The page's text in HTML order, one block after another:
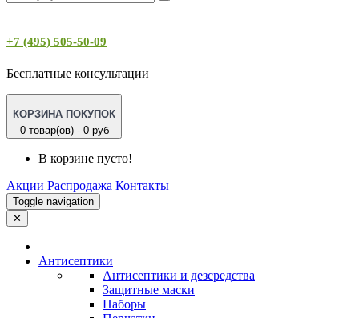
+7 (495) 505-50-09
Бесплатные консультации
КОРЗИНА ПОКУПОК
0 товар(ов) - 0 руб
В корзине пусто!
Акции Распродажа Контакты
Toggle navigation
✕
Антисептики
Антисептики и дезсредства
Защитные маски
Наборы